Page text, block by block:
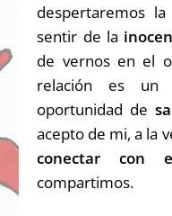
despertaremos
sentir de la
de vernos en el
relación es
oportunidad de
acepto de mi, a la
conectar con
compartimos.